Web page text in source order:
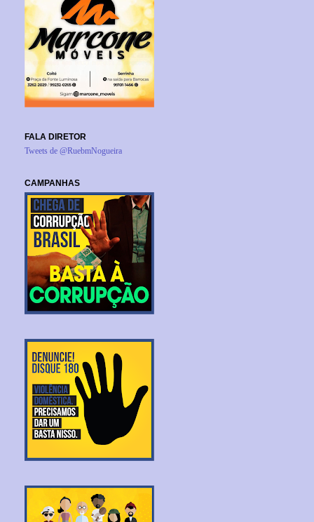
FALA DIRETOR
Tweets de @RuebmNogueira
CAMPANHAS